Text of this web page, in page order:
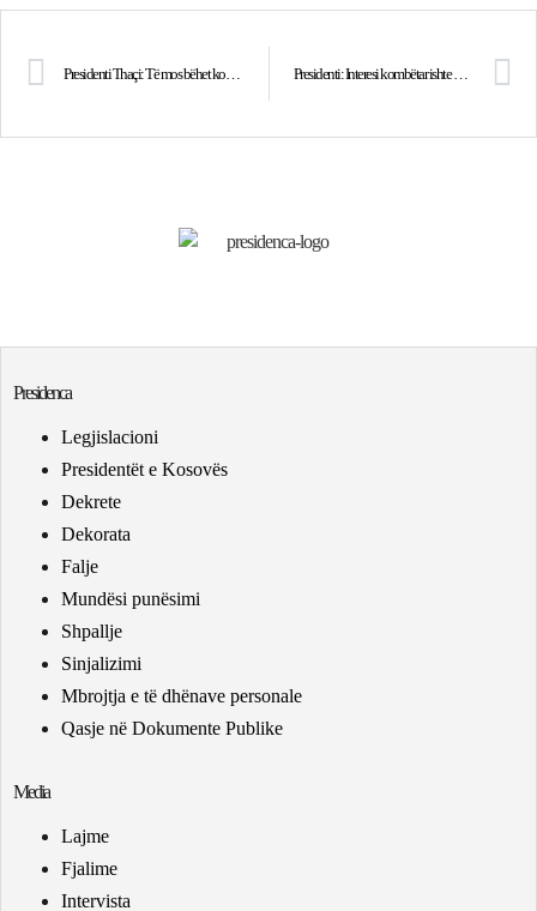
Presidenti Thaçi: Të mos bëhet kompromis me ligjin në emër të lojalitetit politik ditor Presidenti: Interesi kombëtar ishte kauzë dhe filozofi jete e veprimtarit Shaban Viqa
Presidenca
Legjislacioni
Presidentët e Kosovës
Dekrete
Dekorata
Falje
Mundësi punësimi
Shpallje
Sinjalizimi
Mbrojtja e të dhënave personale
Qasje në Dokumente Publike
Media
Lajme
Fjalime
Intervista